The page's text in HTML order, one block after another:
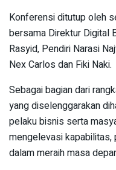
Konferensi ditutup oleh
bersama Direktur Digital
Rasyid, Pendiri Narasi
Nex Carlos dan Fiki Naki.
Sebagai bagian dari
yang diselenggarakan
pelaku bisnis serta
mengelevasi kapabilitas,
dalam meraih masa